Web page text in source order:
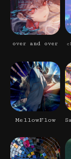
over and over
MellowFlow